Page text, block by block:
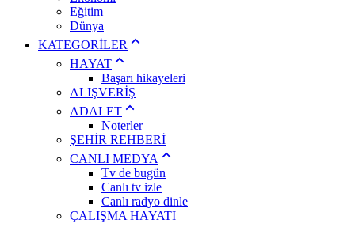
Eğitim
Dünya
KATEGORİLER
HAYAT
Başarı hikayeleri
ALIŞVERİŞ
ADALET
Noterler
ŞEHİR REHBERİ
CANLI MEDYA
Tv de bugün
Canlı tv izle
Canlı radyo dinle
ÇALIŞMA HAYATI